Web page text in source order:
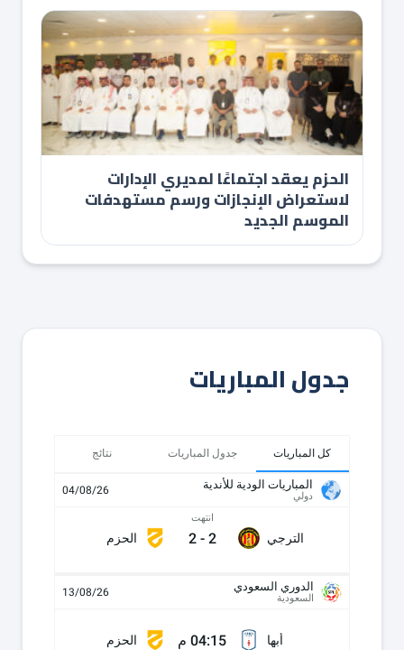
الحزم يعقد اجتماعًا لمديري الإدارات
لاستعراض الإنجازات ورسم مستهدفات
الموسم الجديد
جدول المباريات
كل المباريات جدول المباريات نتائج
المباريات الودية للأندية
دولي 04/08/26
الترجي
انتهت
2
-
2 الحزم
الدوري السعودي
السعودية 13/08/26
أبها 04:15 م الحزم